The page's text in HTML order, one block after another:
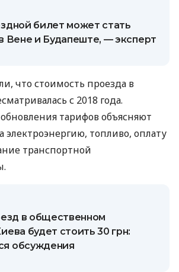
билет может стать
Вене и Будапеште, — эксперт
что стоимость проезда в
с 2018 года.
тарифов объясняют
электроэнергию, топливо, оплату
транспортной
в общественном
будет стоить 30 грн:
обсуждения